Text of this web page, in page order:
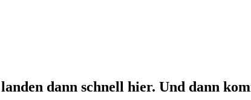
dann schnell hier. Und dann